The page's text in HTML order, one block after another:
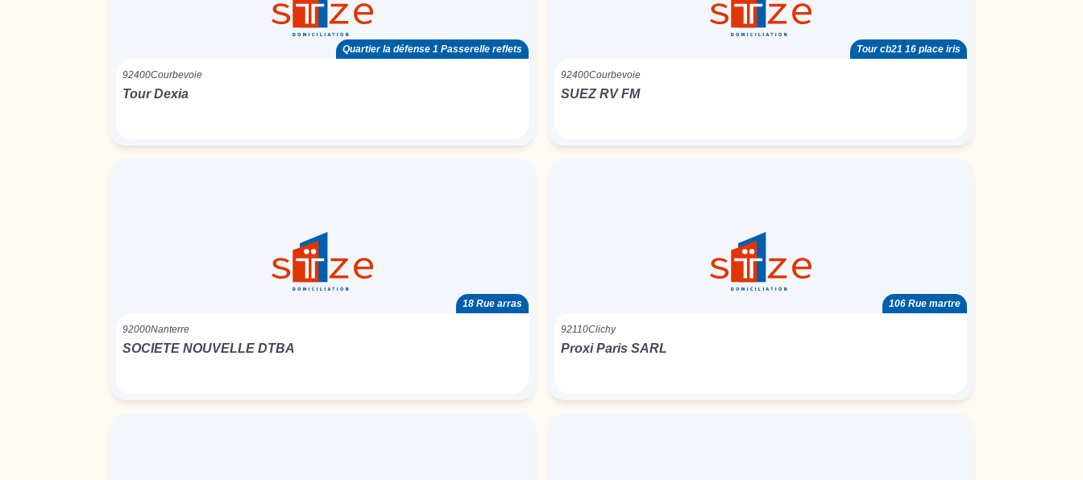
Quartier la défense 1 Passerelle reflets
92400Courbevoie
Tour Dexia
Tour cb21 16 place iris
92400Courbevoie
SUEZ RV FM
18 Rue arras
92000Nanterre
SOCIETE NOUVELLE DTBA
106 Rue martre
92110Clichy
Proxi Paris SARL